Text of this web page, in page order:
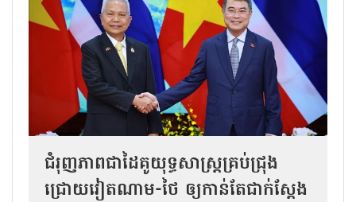
ជំរុញភាពជាដៃគូយុទ្ធសាស្ត្រគ្រប់ជ្រុង
ជ្រោយវៀតណាម-ថៃ ឲ្យកាន់តែជាក់ស្ដែង